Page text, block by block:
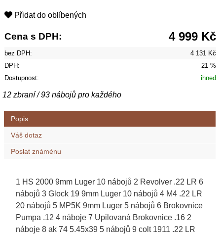
Přidat do oblíbených
Cena s DPH: 4 999 Kč
bez DPH:
4 131 Kč
DPH:
21 %
Dostupnost:
ihned
12 zbraní / 93 nábojů pro každého
Popis
Váš dotaz
Poslat známénu
1 HS 2000 9mm Luger 10 nábojů 2 Revolver .22 LR 6
nábojů 3 Glock 19 9mm Luger 10 nábojů 4 M4 .22 LR
20 nábojů 5 MP5K 9mm Luger 5 nábojů 6 Brokovnice
Pumpa .12 4 náboje 7 Upilovaná Brokovnice .16 2
náboje 8 ak 74 5.45x39 5 nábojů 9 colt 1911 .22 LR